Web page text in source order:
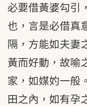
必要借黃婆勾引
也，言是必借真
隔，方能如夫妻
黃而好動，故喻
家，如媒妁一般
田之內，如有孕